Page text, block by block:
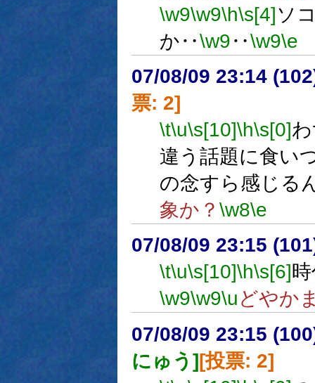
\w9\w9\h\s[4]ソ
か‥\w9‥\w9\e
07/08/09 23:14
票: 2]
\t\u\s[10]\h\s[0]
違う話題に食い
の念すら感じる
象か？ \w8\e
07/08/09 23:15
\t\u\s[10]\h\s[6]
\w9\w9\uどやか
07/08/09 23:15
にゅう][投票: 2]